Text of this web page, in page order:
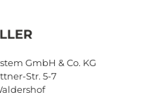
GmbH & Co. KG
Str. 5-7